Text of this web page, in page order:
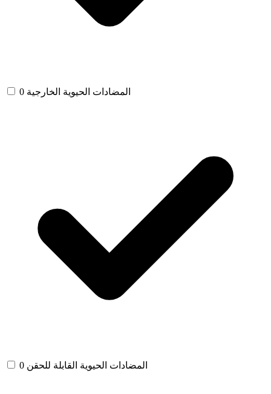
المضادات الحيوية الخارجية 0
المضادات الحيوية القابلة للحقن 0